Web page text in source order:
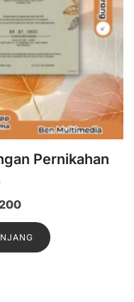
Pernikahan
saat
ini
adalah: